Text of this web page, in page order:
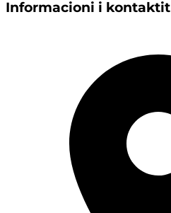
Informacioni i kontaktit